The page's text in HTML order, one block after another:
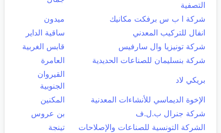
التصفية
شركة ا ب س برفكت مكانيك
ميدون
انفال للتركيب المعدني
ساقية الداير
شركة تونيزيا وال سارفيس
قابس الغربية
شركة بنسليمان للصناعات الحديدية
العامرة
بريكي لاد
القيروان
الجنوبية
الإخوة الديماسي للأنشاءات المعدنية
المكنين
شركة جنرال ب.ل.ف
بن عروس
الشركة التونسية للصناعات والإصلاحات
تينجة